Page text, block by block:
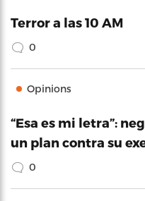
Terror a las 10 AM
0
Opinions
“Esa es mi letra”:
un plan contra su
0